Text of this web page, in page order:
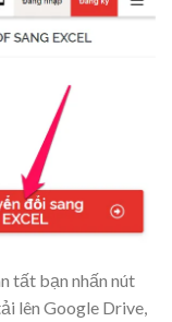
tất bạn nhấn nút
lên Google Drive,